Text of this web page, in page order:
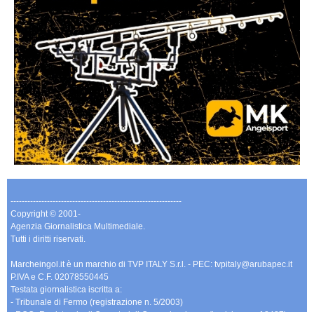
-------------------------------------------------------------
Copyright © 2001-
Agenzia Giornalistica Multimediale.
Tutti i diritti riservati.
Marcheingol.it è un marchio di TVP ITALY S.r.l. - PEC: tvpitaly@arubapec.it
P.IVA e C.F. 02078550445
Testata giornalistica iscritta a:
- Tribunale di Fermo (registrazione n. 5/2003)